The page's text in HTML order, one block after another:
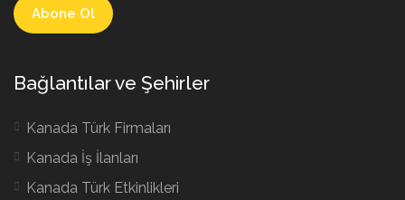
Bağlantılar ve Şehirler
Kanada Türk Firmaları
Kanada İş İlanları
Kanada Türk Etkinlikleri